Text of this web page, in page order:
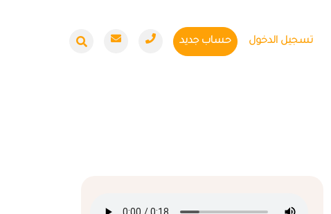
تسجيل الدخول حساب جديد